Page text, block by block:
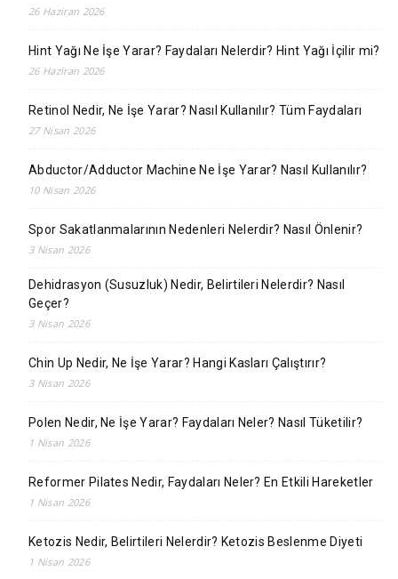
26 Haziran 2026
Hint Yağı Ne İşe Yarar? Faydaları Nelerdir? Hint Yağı İçilir mi?
26 Haziran 2026
Retinol Nedir, Ne İşe Yarar? Nasıl Kullanılır? Tüm Faydaları
27 Nisan 2026
Abductor/Adductor Machine Ne İşe Yarar? Nasıl Kullanılır?
10 Nisan 2026
Spor Sakatlanmalarının Nedenleri Nelerdir? Nasıl Önlenir?
3 Nisan 2026
Dehidrasyon (Susuzluk) Nedir, Belirtileri Nelerdir? Nasıl
Geçer?
3 Nisan 2026
Chin Up Nedir, Ne İşe Yarar? Hangi Kasları Çalıştırır?
3 Nisan 2026
Polen Nedir, Ne İşe Yarar? Faydaları Neler? Nasıl Tüketilir?
1 Nisan 2026
Reformer Pilates Nedir, Faydaları Neler? En Etkili Hareketler
1 Nisan 2026
Ketozis Nedir, Belirtileri Nelerdir? Ketozis Beslenme Diyeti
1 Nisan 2026